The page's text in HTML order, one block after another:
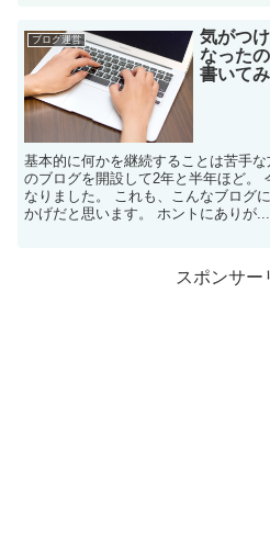
ブログ運営
気がつ
なった
書いて
基本的に何かを継続することは苦手
のブログを開設して2年と半年ほど。
なりました。 これも、こんなブログ
かげだと思います。 ホントにありが...
スポンサー